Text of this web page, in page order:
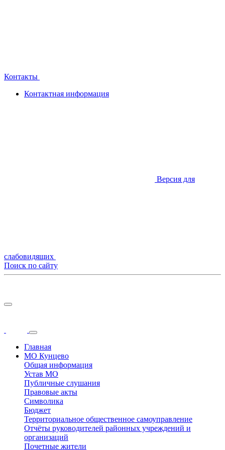
Контакты
Контактная информация
Версия для
слабовидящих
Поиск по сайту
Главная
МО Кунцево
Общая информация
Устав МО
Публичные слушания
Правовые акты
Символика
Бюджет
Территориальное общественное самоуправление
Отчёты руководителей районных учреждений и
организаций
Почетные жители